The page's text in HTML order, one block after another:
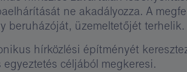
ne akadályozza. A
beruházóját, üzemeltetőjét terhelik.
hírközlési építményét
céljából megkeresi.